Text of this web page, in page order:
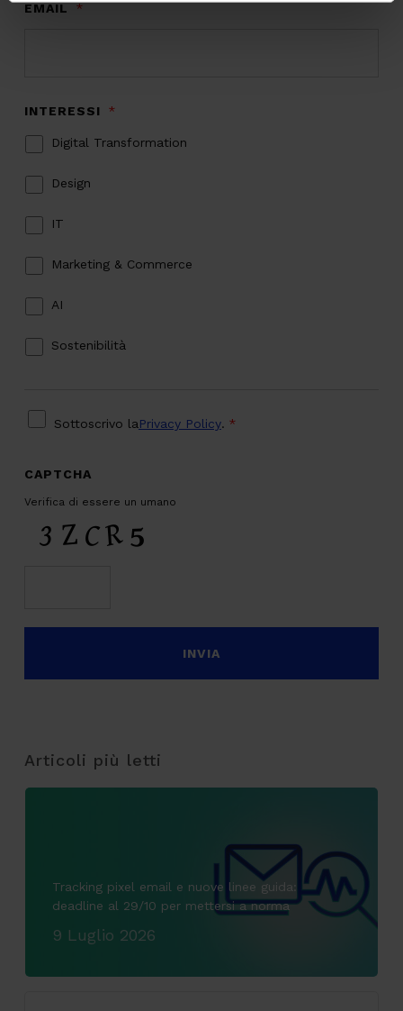
EMAIL *
INTERESSI *
Digital Transformation
Design
IT
Marketing & Commerce
AI
Sostenibilità
PRIVACY
Sottoscrivo laPrivacy Policy. *
CAPTCHA
Verifica di essere un umano
Articoli più letti
Tracking pixel email e nuove linee guida:
deadline al 29/10 per mettersi a norma
9 Luglio 2026